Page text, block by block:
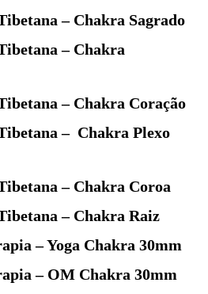
– Chakra Sagrado
– Chakra
– Chakra Coração
– Chakra Plexo
– Chakra Coroa
– Chakra Raiz
– Yoga Chakra 30mm
– OM Chakra 30mm